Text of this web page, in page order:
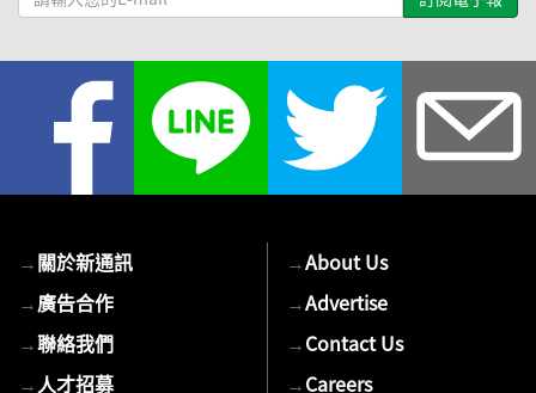
輸
→關於新通訊
→廣告合作
→聯絡我們
→人才招募
→About Us
→Advertise
→Contact Us
→Careers